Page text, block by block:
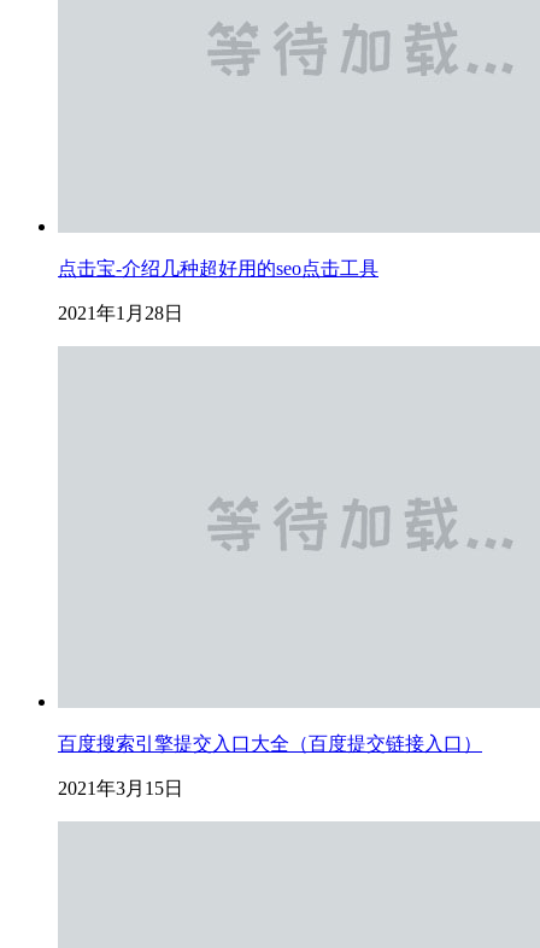
点击宝-介绍几种超好用的seo点击工具
2021年1月28日
百度搜索引擎提交入口大全（百度提交链接入口）
2021年3月15日